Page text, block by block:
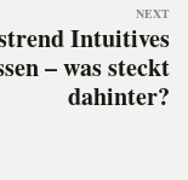
Intuitives
– was steckt
dahinter?